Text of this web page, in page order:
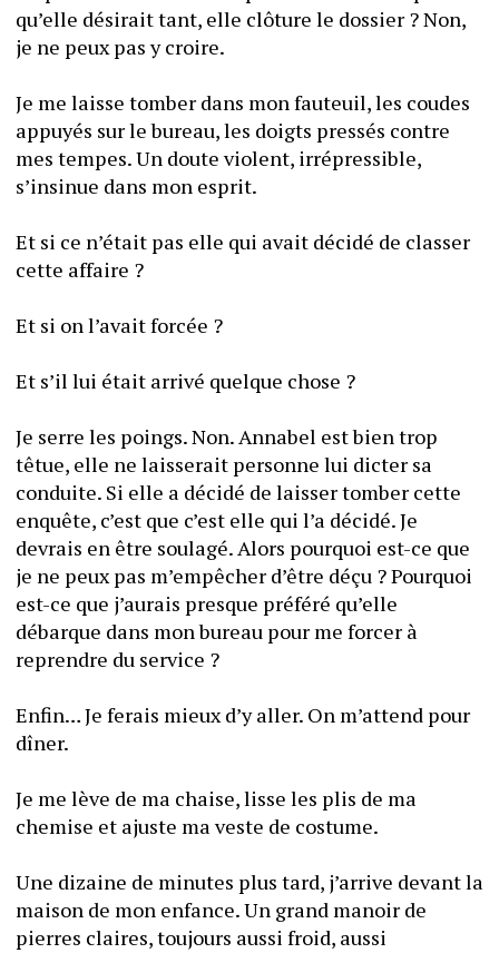
qu’elle désirait tant, elle clôture le dossier ? Non,
je ne peux pas y croire.
Je me laisse tomber dans mon fauteuil, les coudes
appuyés sur le bureau, les doigts pressés contre
mes tempes. Un doute violent, irrépressible,
Et si ce n’était pas elle qui avait décidé de classer
cette affaire ?
Et si on l’avait forcée ?
Et s’il lui était arrivé quelque chose ?
Je serre les poings. Non. Annabel est bien trop
têtue, elle ne laisserait personne lui dicter sa
conduite. Si elle a décidé de laisser tomber cette
enquête, c’est que c’est elle qui l’a décidé. Je
devrais en être soulagé. Alors pourquoi est-ce que
je ne peux pas m’empêcher d’être déçu ? Pourquoi
est-ce que j’aurais presque préféré qu’elle
débarque dans mon bureau pour me forcer à
reprendre du service ?
Enfin… Je ferais mieux d’y aller. On m’attend pour
Je me lève de ma chaise, lisse les plis de ma
Une dizaine de minutes plus tard, j’arrive devant la
maison de mon enfance. Un grand manoir de
pierres claires, toujours aussi froid, aussi